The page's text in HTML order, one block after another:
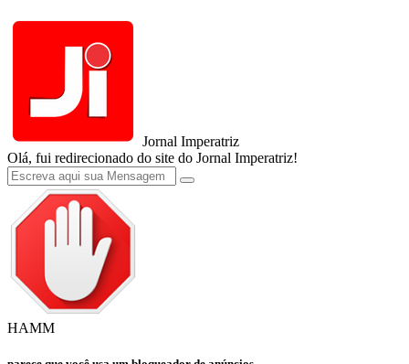
Jornal Imperatriz
Olá, fui redirecionado do site do Jornal Imperatriz!
HAMM